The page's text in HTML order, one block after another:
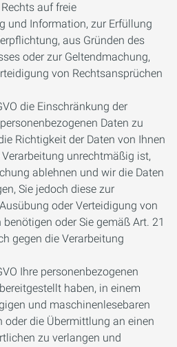
auf freie
und Information, zur Erfüllung
aus Gründen des
oder zur Geltendmachung,
von Rechtsansprüchen
die Einschränkung der
Daten zu
Richtigkeit der Daten von Ihnen
unrechtmäßig ist,
ablehnen und wir die Daten
Sie jedoch diese zur
oder Verteidigung von
oder Sie gemäß Art. 21
gegen die Verarbeitung
Ihre personenbezogenen
haben, in einem
und maschinenlesebaren
oder die Übermittlung an einen
zu verlangen und